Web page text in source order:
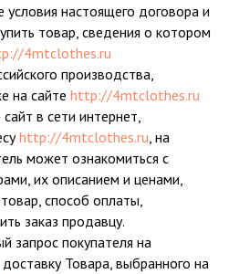
настоящего договора и
товар, сведения о котором
4mtclothes.ru
производства,
на сайте http://4mtclothes.ru
в сети интернет,
http://4mtclothes.ru, на
может ознакомиться с
их описанием и ценами,
способ оплаты,
заказ продавцу.
запрос покупателя на
Товара, выбранного на